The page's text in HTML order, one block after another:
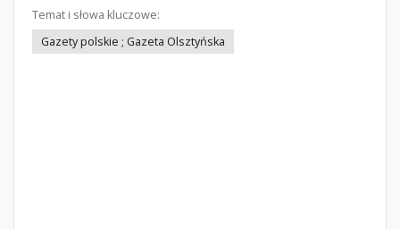
Temat i słowa kluczowe:
Gazety polskie ; Gazeta Olsztyńska